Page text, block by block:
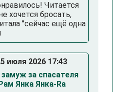
Читается
хочется бросать,
"сейчас ещё одна
июля 2026 17:43
за спасателя
Янка Янка-Ra